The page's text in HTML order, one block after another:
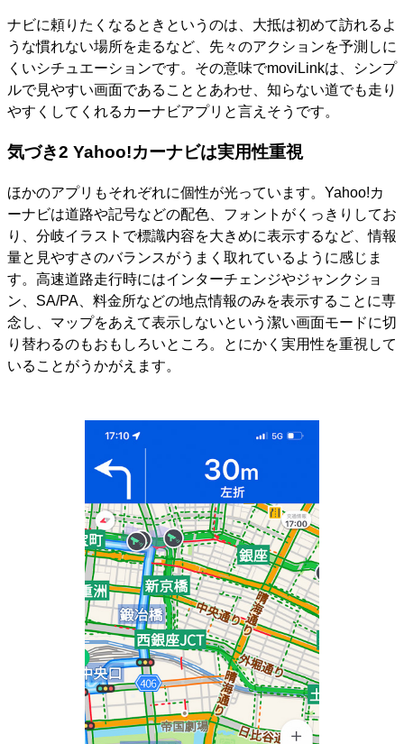
ナビに頼りたくなるときというのは、大抵は初めて訪れるよ
うな慣れない場所を走るなど、先々のアクションを予測しに
くいシチュエーションです。その意味でmoviLinkは、シンプ
ルで見やすい画面であることとあわせ、知らない道でも走り
やすくしてくれるカーナビアプリと言えそうです。
気づき2 Yahoo!カーナビは実用性重視
ほかのアプリもそれぞれに個性が光っています。Yahoo!カ
ーナビは道路や記号などの配色、フォントがくっきりしてお
り、分岐イラストで標識内容を大きめに表示するなど、情報
量と見やすさのバランスがうまく取れているように感じま
す。高速道路走行時にはインターチェンジやジャンクショ
ン、SA/PA、料金所などの地点情報のみを表示することに専
念し、マップをあえて表示しないという潔い画面モードに切
り替わるのもおもしろいところ。とにかく実用性を重視して
いることがうかがえます。